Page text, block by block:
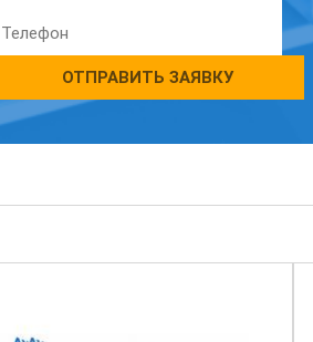
ОТПРАВИТЬ ЗАЯВКУ